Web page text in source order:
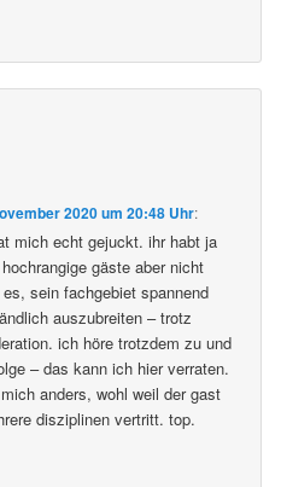
2020 um 20:48 Uhr:
mich echt gejuckt. ihr habt ja
gäste aber nicht
sein fachgebiet spannend
auszubreiten – trotz
ich höre trotzdem zu und
– das kann ich hier verraten.
anders, wohl weil der gast